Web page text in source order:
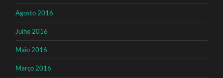
Agosto 2016
Julho 2016
Maio 2016
Março 2016